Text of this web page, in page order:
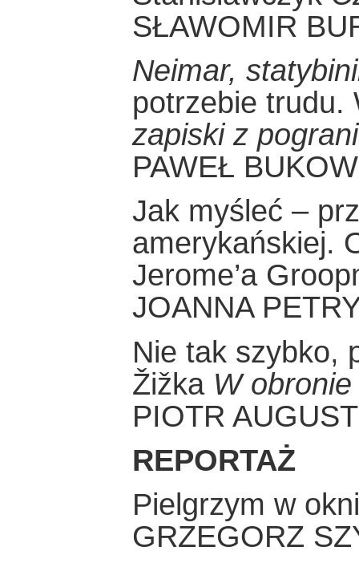
SŁAWOMIR
Neimar,
potrzebie trudu.
zapiski z
PAWEŁ
Jak myśleć –
amerykańskiej.
Jerome’a
JOANNA
Nie tak szybko,
Žižka W
PIOTR
REPORTAŻ
Pielgrzym w
GRZEGORZ